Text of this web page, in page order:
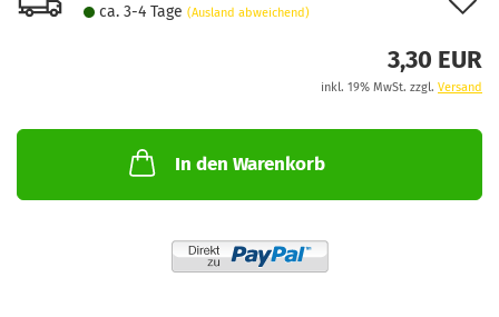
ca. 3-4 Tage (Ausland abweichend)
3,30 EUR
inkl. 19% MwSt. zzgl. Versand
In den Warenkorb